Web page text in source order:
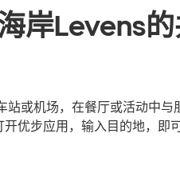
岸Levens
或机场，在餐厅或活动中与
优步应用，输入目的地，即